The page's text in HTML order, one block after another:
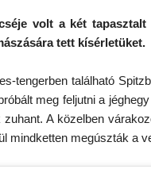
volt a két
tett kísérletüket.
tengerben található
meg feljutni a
zuhant. A közelben
mindketten megúszták a